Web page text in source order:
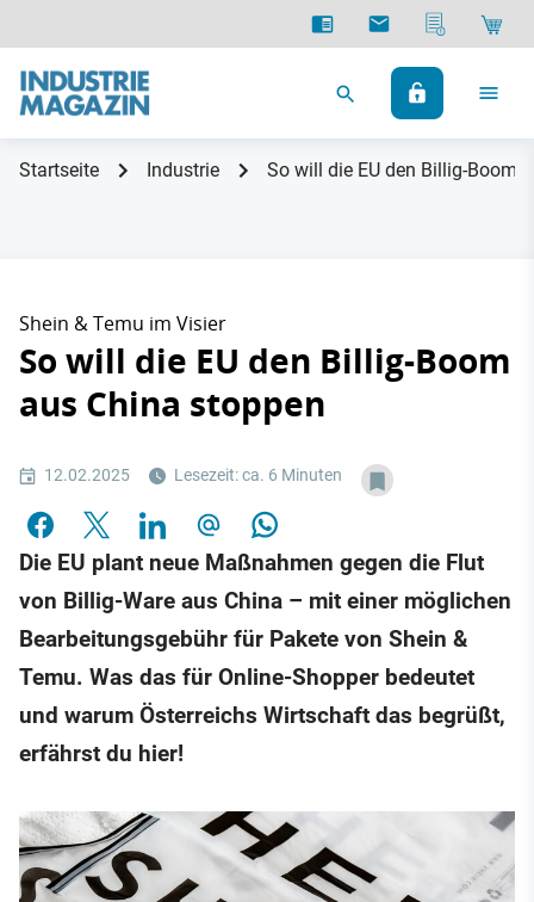
Startseite Industrie So will die EU den Billig-Boom
Shein & Temu im Visier
So will die EU den Billig-Boom
aus China stoppen
12.02.2025 Lesezeit: ca. 6 Minuten
Die EU plant neue Maßnahmen gegen die Flut
von Billig-Ware aus China – mit einer möglichen
Bearbeitungsgebühr für Pakete von Shein &
Temu. Was das für Online-Shopper bedeutet
und warum Österreichs Wirtschaft das begrüßt,
erfährst du hier!